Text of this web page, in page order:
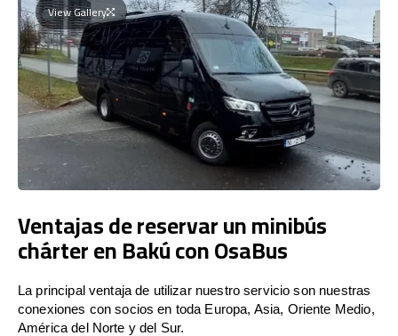
View Gallery
Ventajas de reservar un minibús
chárter en Bakú con OsaBus
La principal ventaja de utilizar nuestro servicio son nuestras
conexiones con socios en toda Europa, Asia, Oriente Medio,
América del Norte y del Sur.